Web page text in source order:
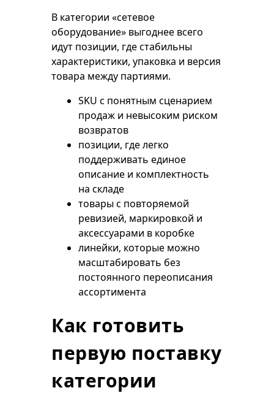
В категории «сетевое
оборудование» выгоднее всего
идут позиции, где стабильны
характеристики, упаковка и версия
товара между партиями.
SKU с понятным сценарием
продаж и невысоким риском
возвратов
позиции, где легко
поддерживать единое
описание и комплектность
на складе
товары с повторяемой
ревизией, маркировкой и
аксессуарами в коробке
линейки, которые можно
масштабировать без
постоянного переописания
ассортимента
Как готовить
первую поставку
категории